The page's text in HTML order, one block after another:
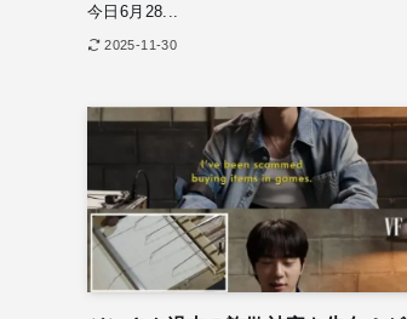
今日6月28...
2025-11-30